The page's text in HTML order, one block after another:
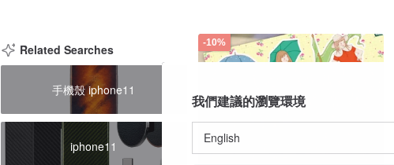
Related Searches
手機殼 iphone11
iphone11
-10%
我們建議的瀏覽環境